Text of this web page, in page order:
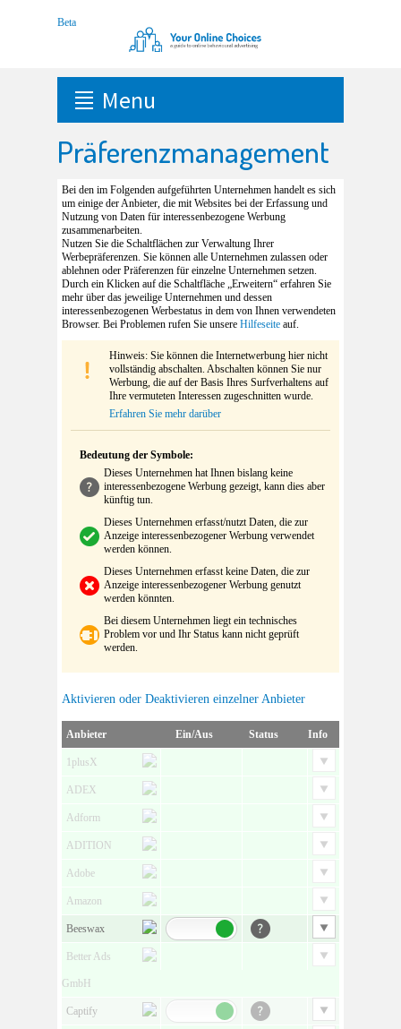
Menu
Präferenzmanagement
Bei den im Folgenden aufgeführten Unternehmen handelt es sich
um einige der Anbieter, die mit Websites bei der Erfassung und
Nutzung von Daten für interessenbezogene Werbung
zusammenarbeiten.
Nutzen Sie die Schaltflächen zur Verwaltung Ihrer
Werbepräferenzen. Sie können alle Unternehmen zulassen oder
ablehnen oder Präferenzen für einzelne Unternehmen setzen.
Durch ein Klicken auf die Schaltfläche „Erweitern“ erfahren Sie
mehr über das jeweilige Unternehmen und dessen
interessenbezogenen Werbestatus in dem von Ihnen verwendeten
Browser. Bei Problemen rufen Sie unsere Hilfeseite auf.
Hinweis: Sie können die Internetwerbung hier nicht
vollständig abschalten. Abschalten können Sie nur
Werbung, die auf der Basis Ihres Surfverhaltens auf
Ihre vermuteten Interessen zugeschnitten wurde.
Erfahren Sie mehr darüber
Bedeutung der Symbole:
Dieses Unternehmen hat Ihnen bislang keine
interessenbezogene Werbung gezeigt, kann dies aber
künftig tun.
Dieses Unternehmen erfasst/nutzt Daten, die zur
Anzeige interessenbezogener Werbung verwendet
werden können.
Dieses Unternehmen erfasst keine Daten, die zur
Anzeige interessenbezogener Werbung genutzt
werden könnten.
Bei diesem Unternehmen liegt ein technisches
Problem vor und Ihr Status kann nicht geprüft
werden.